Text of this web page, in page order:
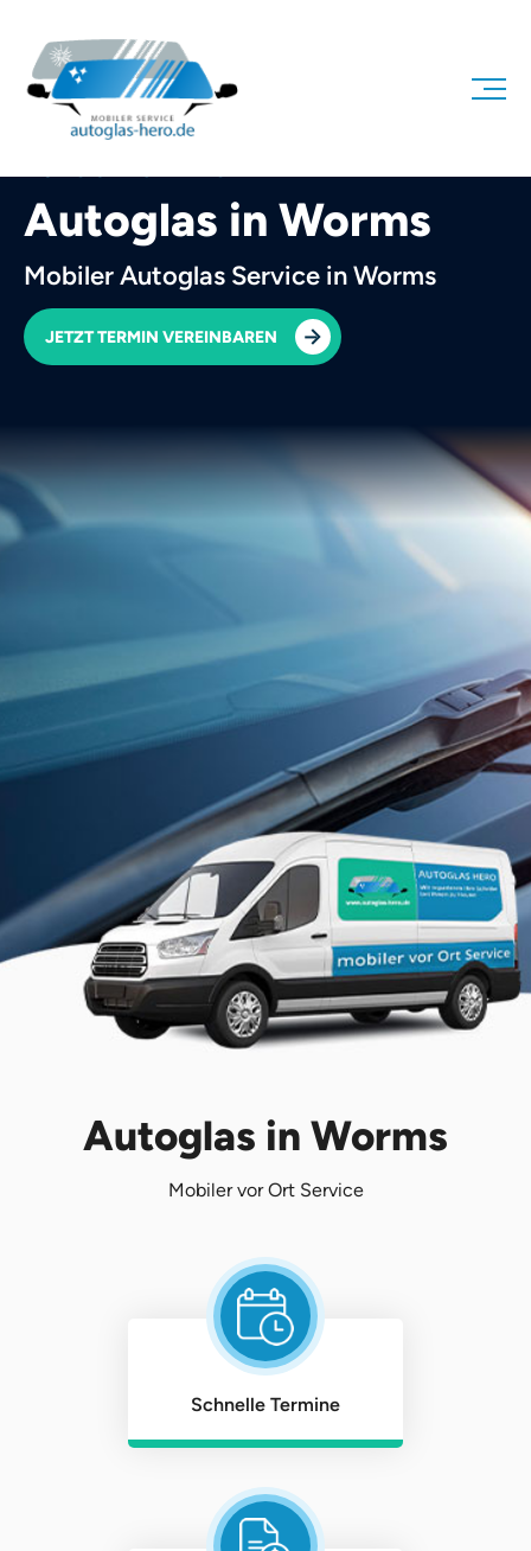
Autoglas in Worms
Mobiler Autoglas Service in Worms
JETZT TERMIN VEREINBAREN
Autoglas in Worms
Mobiler vor Ort Service
Schnelle Termine